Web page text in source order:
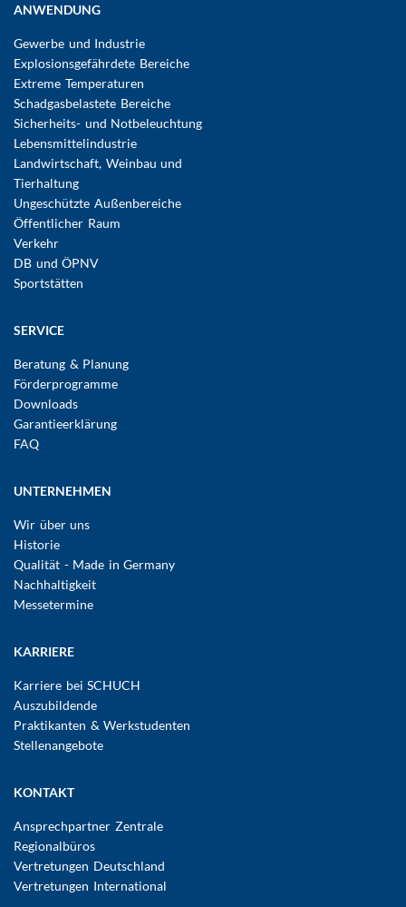
ANWENDUNG
Gewerbe und Industrie
Explosionsgefährdete Bereiche
Extreme Temperaturen
Schadgasbelastete Bereiche
Sicherheits- und Notbeleuchtung
Lebensmittelindustrie
Landwirtschaft, Weinbau und
Tierhaltung
Ungeschützte Außenbereiche
Öffentlicher Raum
Verkehr
DB und ÖPNV
Sportstätten
SERVICE
Beratung & Planung
Förderprogramme
Downloads
Garantieerklärung
FAQ
UNTERNEHMEN
Wir über uns
Historie
Qualität - Made in Germany
Nachhaltigkeit
Messetermine
KARRIERE
Karriere bei SCHUCH
Auszubildende
Praktikanten & Werkstudenten
Stellenangebote
KONTAKT
Ansprechpartner Zentrale
Regionalbüros
Vertretungen Deutschland
Vertretungen International